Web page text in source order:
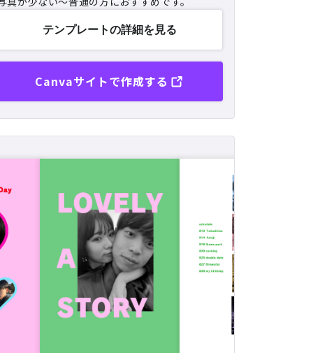
テンプレートの詳細を見る
Canvaサイトで作成する